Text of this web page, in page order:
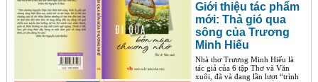
Giới thiệu tác phẩm
mới: Thả gió qua
sông của Trương
Minh Hiếu
Nhà thơ Trương Minh Hiếu là
tác giả của 6 tập Thơ và Văn
xuôi, đã và đang lần lượt “trình